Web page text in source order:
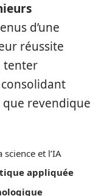
d’une
réussite
tenter
que revendique
et l’IA
appliquée